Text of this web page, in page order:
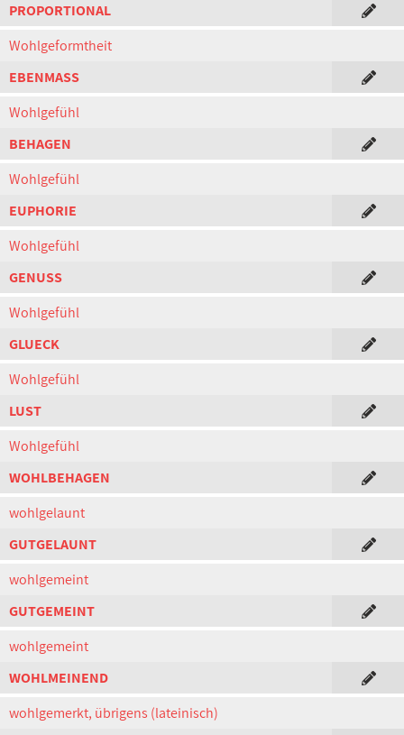
PROPORTIONAL
Wohlgeformtheit
EBENMASS
Wohlgefühl
BEHAGEN
Wohlgefühl
EUPHORIE
Wohlgefühl
GENUSS
Wohlgefühl
GLUECK
Wohlgefühl
LUST
Wohlgefühl
WOHLBEHAGEN
wohlgelaunt
GUTGELAUNT
wohlgemeint
GUTGEMEINT
wohlgemeint
WOHLMEINEND
wohlgemerkt, übrigens (lateinisch)